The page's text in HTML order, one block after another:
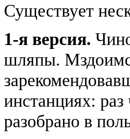
Существует
1-я версия.
шляпы.
инстанциях:
разобрано в